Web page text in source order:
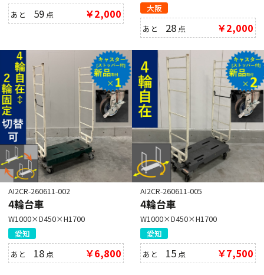
あと 59 点 ￥2,000
大阪
あと 28 点 ￥2,000
AI2CR-260611-002
4輪台車
W1000×D450×H1700
愛知
あと 18 点 ￥6,800
AI2CR-260611-005
4輪台車
W1000×D450×H1700
愛知
あと 15 点 ￥7,500